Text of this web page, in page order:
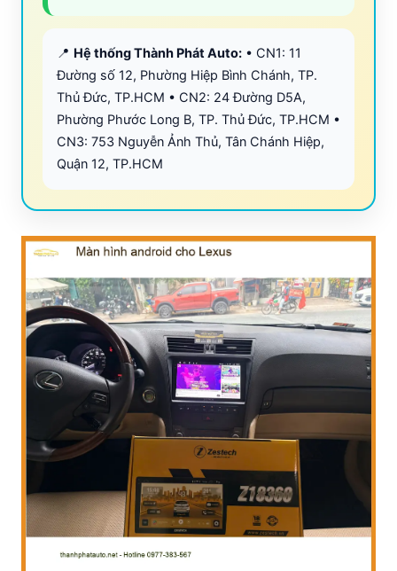
📍 Hệ thống Thành Phát Auto: • CN1: 11
Đường số 12, Phường Hiệp Bình Chánh, TP.
Thủ Đức, TP.HCM • CN2: 24 Đường D5A,
Phường Phước Long B, TP. Thủ Đức, TP.HCM •
CN3: 753 Nguyễn Ảnh Thủ, Tân Chánh Hiệp,
Quận 12, TP.HCM